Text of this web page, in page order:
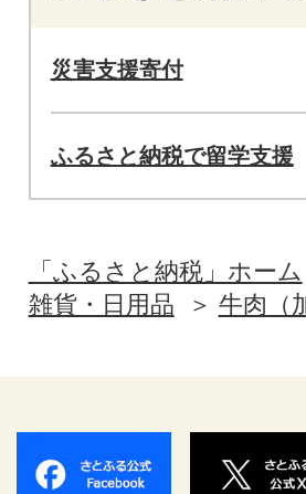
災害支援寄付
ふるさと納税で留学支援
「ふるさと納税」ホーム
雑貨・日用品
牛肉（